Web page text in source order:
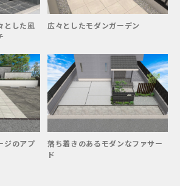
とした風
広々としたモダンガーデン
ジのアプ
落ち着きのあるモダンなファサー
ド